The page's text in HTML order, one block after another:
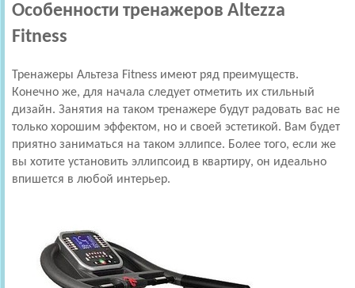
Особенности тренажеров Altezza
Fitness
Тренажеры Альтеза Fitness имеют ряд преимуществ.
Конечно же, для начала следует отметить их стильный
дизайн. Занятия на таком тренажере будут радовать вас не
только хорошим эффектом, но и своей эстетикой. Вам будет
приятно заниматься на таком эллипсе. Более того, если же
вы хотите установить эллипсоид в квартиру, он идеально
впишется в любой интерьер.